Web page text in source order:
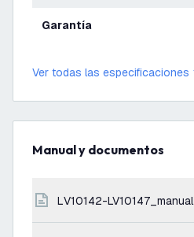
Garantía
Ver todas las especificaciones
Manual y documentos
LV10142-LV10147_manual